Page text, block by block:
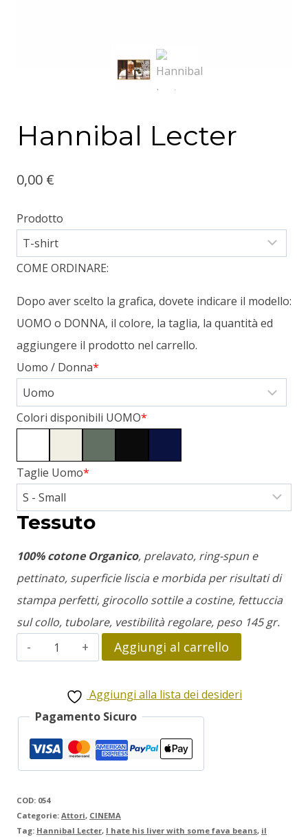
Hannibal Lecter
0,00 €
Prodotto
COME ORDINARE:
Dopo aver scelto la grafica, dovete indicare il modello:
UOMO o DONNA, il colore, la taglia, la quantità ed
aggiungere il prodotto nel carrello.
*
Uomo / Donna
*
Colori disponibili UOMO
*
Taglie Uomo
Tessuto
100% cotone Organico, prelavato, ring-spun e
pettinato, superficie liscia e morbida per risultati di
stampa perfetti, girocollo sottile a costine, fettuccia
sul collo, tubolare, vestibilità regolare, peso 145 gr.
Hannibal
Lecter
quantità
Aggiungi al carrello
Aggiungi alla lista dei desideri
Pagamento Sicuro
COD: 054
Categorie: Attori, CINEMA
Tag: Hannibal Lecter, I hate his liver with some fava beans, il